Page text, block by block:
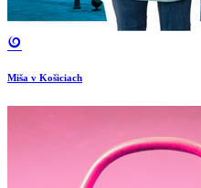
Miša v Košiciach